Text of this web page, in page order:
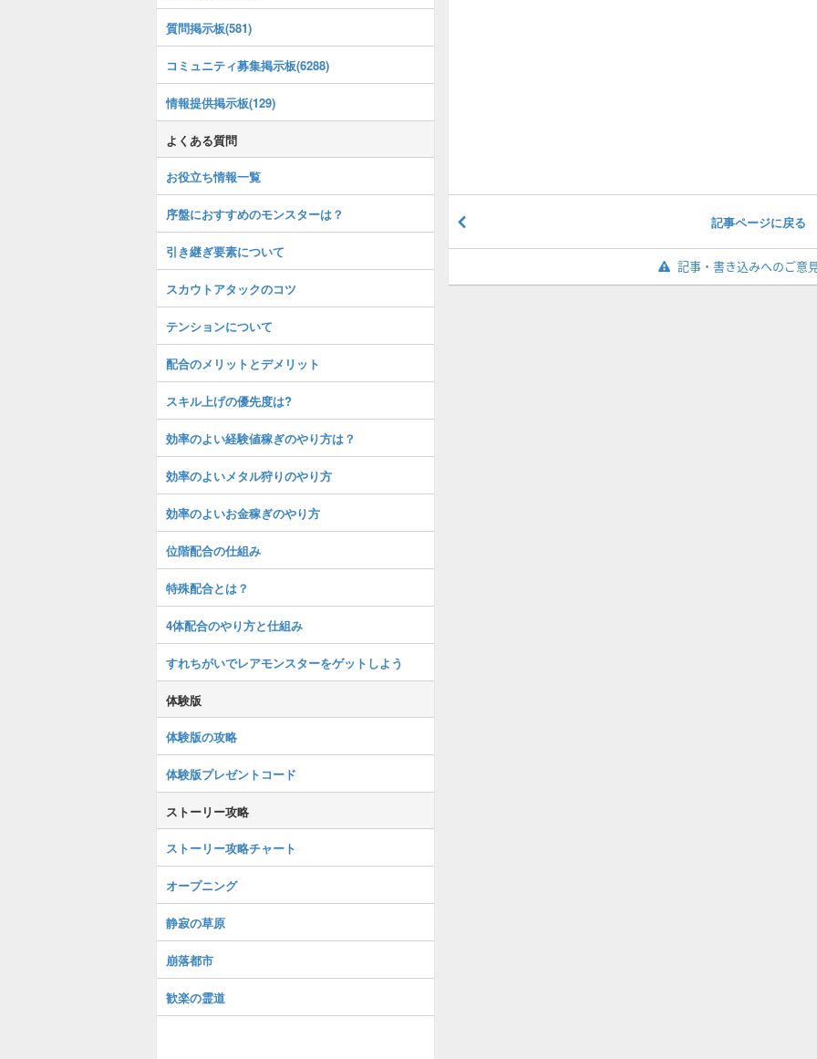
記事ページに戻る
記事・書き込みへのご意
質問掲示板(581)
コミュニティ募集掲示板(6288)
情報提供掲示板(129)
よくある質問
お役立ち情報一覧
序盤におすすめのモンスターは？
引き継ぎ要素について
スカウトアタックのコツ
テンションについて
配合のメリットとデメリット
スキル上げの優先度は?
効率のよい経験値稼ぎのやり方は？
効率のよいメタル狩りのやり方
効率のよいお金稼ぎのやり方
位階配合の仕組み
特殊配合とは？
4体配合のやり方と仕組み
すれちがいでレアモンスターをゲットしよう
体験版
体験版の攻略
体験版プレゼントコード
ストーリー攻略
ストーリー攻略チャート
オープニング
静寂の草原
崩落都市
歓楽の霊道